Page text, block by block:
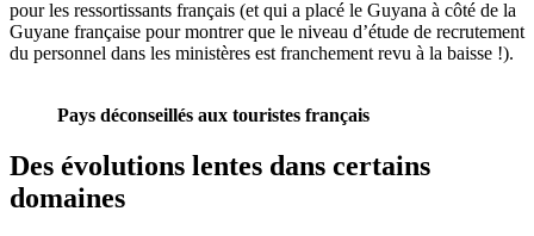
pour les ressortissants français (et qui a placé le Guyana à côté de la
Guyane française pour montrer que le niveau d’étude de recrutement
du personnel dans les ministères est franchement revu à la baisse !).
Pays déconseillés aux touristes français
Des évolutions lentes dans certains
domaines